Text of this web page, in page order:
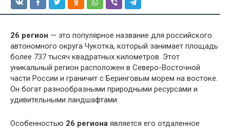
26 регион — это популярное название для российского
автономного округа Чукотка, который занимает площадь
более 737 тысяч квадратных километров. Этот
уникальный регион расположен в Северо-Восточной
части России и граничит с Беринговым морем на востоке.
Он богат разнообразными природными ресурсами и
удивительными ландшафтами.
Особенностью 26 региона является его отдаленное